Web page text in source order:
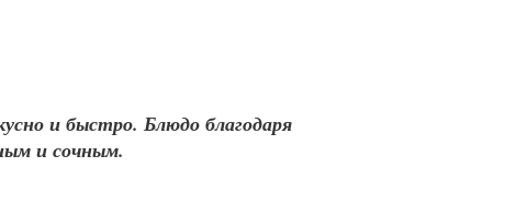
и быстро. Блюдо благодаря
и сочным.